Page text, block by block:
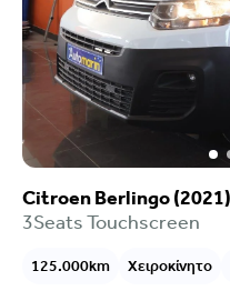
Citroen Berlingo (2021)
3Seats Touchscreen
125.000km Χειροκίνητο